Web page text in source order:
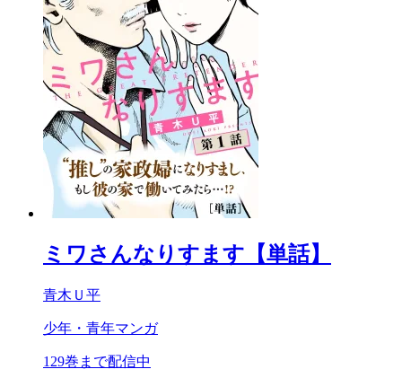
ミワさんなりすます【単話】
青木Ｕ平
少年・青年マンガ
129巻まで配信中